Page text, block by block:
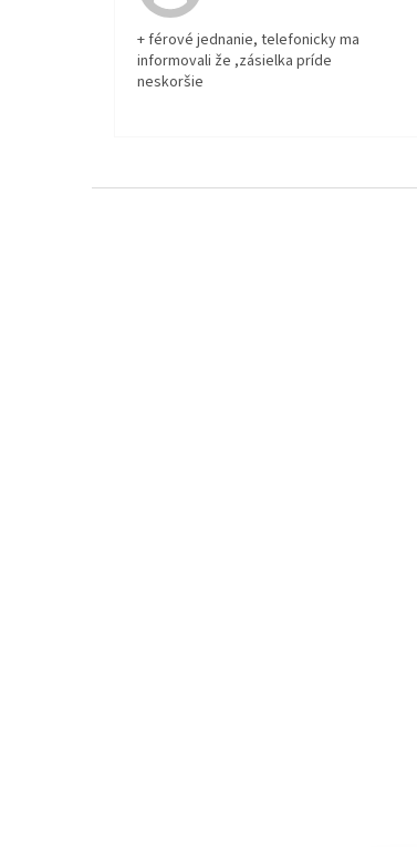
+ férové jednanie, telefonicky ma
informovali že ,zásielka príde
neskoršie